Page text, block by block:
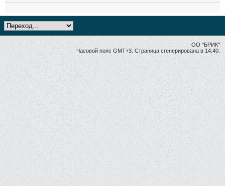
ОО "БРИК"
Часовой пояс GMT+3. Страница сгенерирована в 14:40.